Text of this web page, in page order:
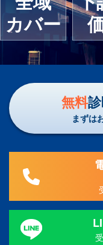
カバー
無料
まずは